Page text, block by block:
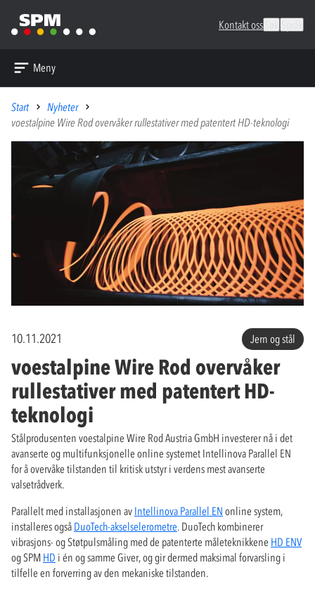
Kontakt oss
Meny
Start
Nyheter
voestalpine Wire Rod overvåker rullestativer med patentert HD-teknologi
10.11.2021 Jern og stål
voestalpine Wire Rod overvåker
rullestativer med patentert HD-
teknologi
Stålprodusenten voestalpine Wire Rod Austria GmbH investerer nå i det
avanserte og multifunksjonelle online systemet Intellinova Parallel EN
for å overvåke tilstanden til kritisk utstyr i verdens mest avanserte
valsetrådverk.
Parallelt med installasjonen av Intellinova Parallel EN online system,
installeres også DuoTech-akselselerometre. DuoTech kombinerer
vibrasjons- og Støtpulsmåling med de patenterte måleteknikkene HD ENV
og SPM HD i én og samme Giver, og gir dermed maksimal forvarsling i
tilfelle en forverring av den mekaniske tilstanden.